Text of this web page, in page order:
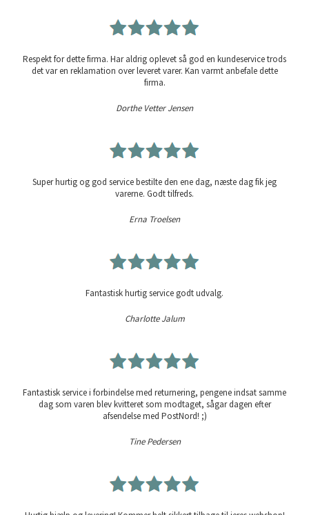
Respekt for dette firma. Har aldrig oplevet så god en kundeservice trods
det var en reklamation over leveret varer. Kan varmt anbefale dette
firma.
Dorthe Vetter Jensen
Super hurtig og god service bestilte den ene dag, næste dag fik jeg
varerne. Godt tilfreds.
Erna Troelsen
Fantastisk hurtig service godt udvalg.
Charlotte Jalum
Fantastisk service i forbindelse med returnering, pengene indsat samme
dag som varen blev kvitteret som modtaget, sågar dagen efter
afsendelse med PostNord! ;)
Tine Pedersen